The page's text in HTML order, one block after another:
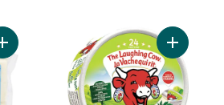
Ajouter Cheddar blanc Saint-Henri au
Ajouter